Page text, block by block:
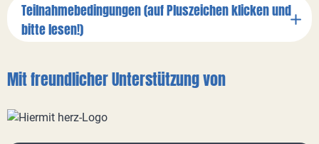
Teilnahmebedingungen (auf Pluszeichen klicken und
bitte lesen!)
Mit freundlicher Unterstützung von